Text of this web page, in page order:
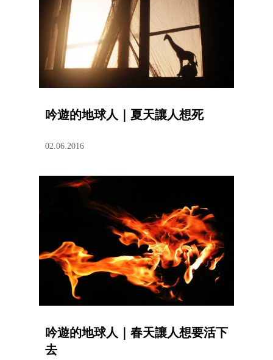
吟遊的地球人｜夏天讓人想死
02.06.2016
吟遊的地球人｜春天讓人想要活下
去